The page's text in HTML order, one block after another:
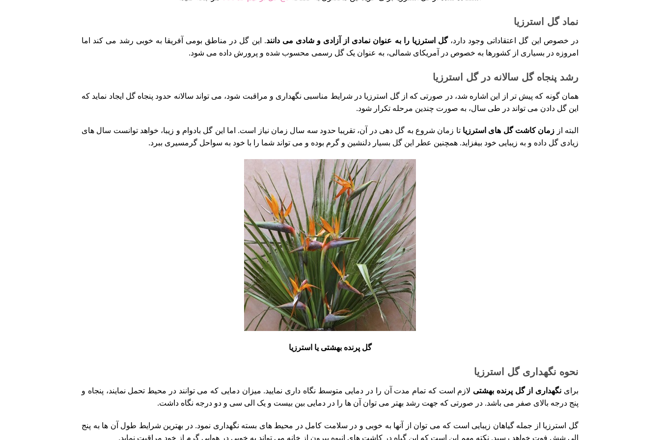
نماد گل استرزیا
در خصوص این گل اعتقاداتی وجود دارد،گل استرزیا را به عنوان نمادی از آزادی و شادی می دانند. این گل در مناطق بومی آفریقا به خوبی رشد می کند اما
امروزه در بسیاری از کشورها به خصوص در آمریکای شمالی، به عنوان یک گل رسمی محسوب شده و پرورش داده می شود.
رشد پنجاه گل سالانه در گل استرزیا
همان گونه که پیش تر از این اشاره شد، در صورتی که از گل استرزیا در شرایط مناسبی نگهداری و مراقبت شود، می تواند سالانه حدود پنجاه گل ایجاد نماید که
این گل دادن می تواند در طی سال، به صورت چندین مرحله تکرار شود.
البته از زمان کاشت گل های استرزیا تا زمان شروع به گل دهی در آن، تقریبا حدود سه سال زمان نیاز است. اما این گل بادوام و زیبا، خواهد توانست سال های
زیادی گل داده و به زیبایی خود بیفزاید. همچنین عطر این گل بسیار دلنشین و گرم بوده و می تواند شما را با خود به سواحل گرمسیری ببرد.
گل پرنده بهشتی یا استرزیا
نحوه نگهداری گل استرزیا
برای نگهداری از گل پرنده بهشتی لازم است که تمام مدت آن را در دمایی متوسط نگاه داری نمایید. میزان دمایی که می توانند در محیط تحمل نمایند، پنجاه و
پنج درجه بالای صفر می باشد. در صورتی که جهت رشد بهتر می توان آن ها را در دمایی بین بیست و یک الی سی و دو درجه نگاه داشت.
گل استرزیا از جمله گیاهان زیبایی است که می توان از آنها به خوبی و در سلامت کامل در محیط های بسته نگهداری نمود. در بهترین شرایط طول آن ها به پنج
الی شش فوت خواهد رسید. نکته مهم این است که این گیاه در کاشت های انبوه بیرون از خانه می تواند به خوبی در هوایی گرم از خود مراقبت نماید.